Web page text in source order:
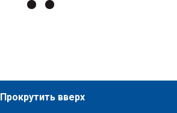
Прокрутить вверх